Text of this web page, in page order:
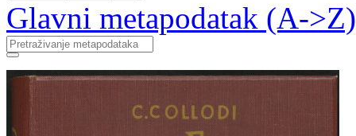
Glavni metapodatak (A->Z)